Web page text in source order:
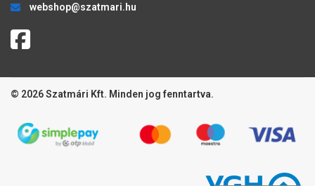
webshop@szatmari.hu
© 2026 Szatmári Kft. Minden jog fenntartva.